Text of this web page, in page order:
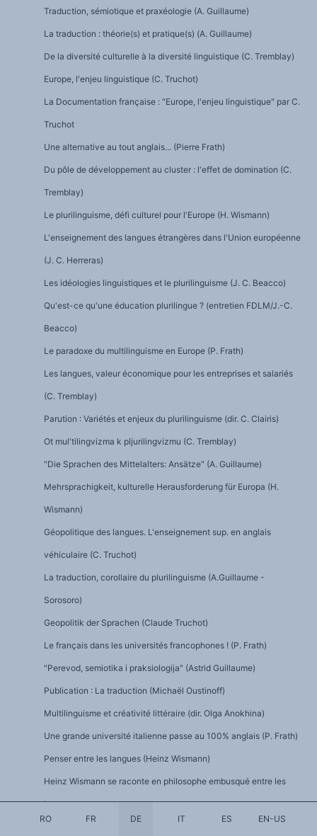
RO FR DE IT ES EN-US
Traduction, sémiotique et praxéologie (A. Guillaume)
La traduction : théorie(s) et pratique(s) (A. Guillaume)
De la diversité culturelle à la diversité linguistique (C. Tremblay)
Europe, l'enjeu linguistique (C. Truchot)
La Documentation française : "Europe, l'enjeu linguistique" par C.
Truchot
Une alternative au tout anglais... (Pierre Frath)
Du pôle de développement au cluster : l'effet de domination (C.
Tremblay)
Le plurilinguisme, défi culturel pour l'Europe (H. Wismann)
L'enseignement des langues étrangères dans l'Union européenne
(J. C. Herreras)
Les idéologies linguistiques et le plurilinguisme (J. C. Beacco)
Qu'est-ce qu'une éducation plurilingue ? (entretien FDLM/J.-C.
Beacco)
Le paradoxe du multilinguisme en Europe (P. Frath)
Les langues, valeur économique pour les entreprises et salariés
(C. Tremblay)
Parution : Variétés et enjeux du plurilinguisme (dir. C. Clairis)
Ot mul'tilingvizma k pljurilingvizmu (C. Tremblay)
"Die Sprachen des Mittelalters: Ansätze" (A. Guillaume)
Mehrsprachigkeit, kulturelle Herausforderung für Europa (H.
Wismann)
Géopolitique des langues. L'enseignement sup. en anglais
véhiculaire (C. Truchot)
La traduction, corollaire du plurilinguisme (A.Guillaume -
Sorosoro)
Geopolitik der Sprachen (Claude Truchot)
Le français dans les universités francophones ! (P. Frath)
"Perevod, semiotika i praksiologija" (Astrid Guillaume)
Publication : La traduction (Michaël Oustinoff)
Multilinguisme et créativité littéraire (dir. Olga Anokhina)
Une grande université italienne passe au 100% anglais (P. Frath)
Penser entre les langues (Heinz Wismann)
Heinz Wismann se raconte en philosophe embusqué entre les
langues